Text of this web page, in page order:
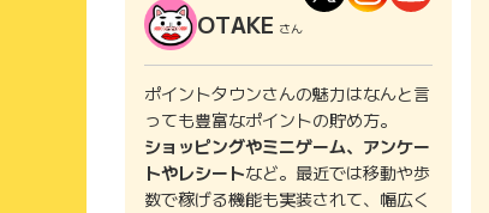
OTAKE さん
ポイントタウンさんの魅力はなんと言
っても豊富なポイントの貯め方。
ショッピングやミニゲーム、アンケー
トやレシートなど。最近では移動や歩
数で稼げる機能も実装されて、幅広く